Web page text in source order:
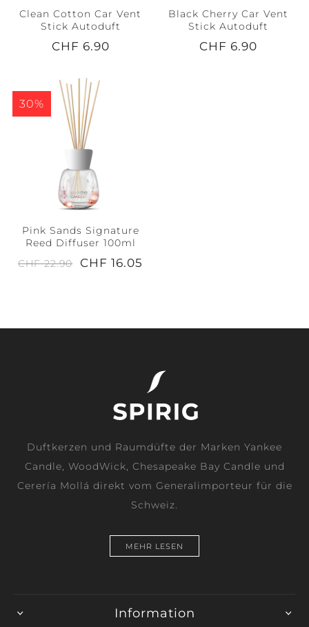
Clean Cotton Car Vent
Stick Autoduft
CHF 6.90
Black Cherry Car Vent
Stick Autoduft
CHF 6.90
30%
Pink Sands Signature
Reed Diffuser 100ml
CHF 22.90
CHF 16.05
Duftkerzen und Raumdüfte der Marken Yankee
Candle, WoodWick, Chesapeake Bay Candle und
Cerería Mollá direkt vom Generalimporteur für die
Schweiz.
MEHR LESEN
Information